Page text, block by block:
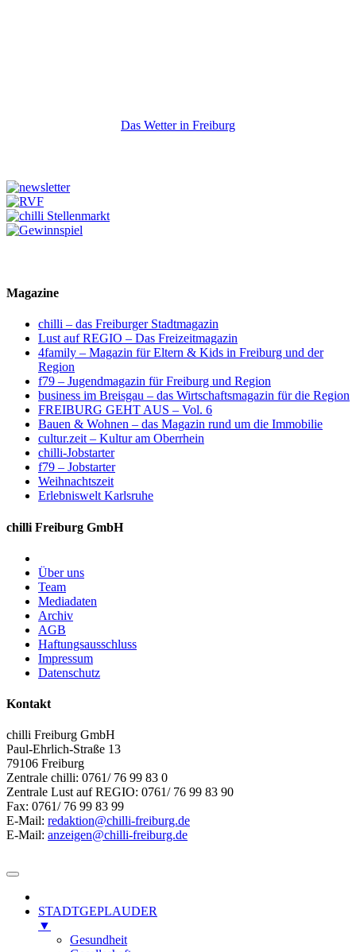
Das Wetter in Freiburg
Magazine
chilli – das Freiburger Stadtmagazin
Lust auf REGIO – Das Freizeitmagazin
4family – Magazin für Eltern & Kids in Freiburg und der
Region
f79 – Jugendmagazin für Freiburg und Region
business im Breisgau – das Wirtschaftsmagazin für die Region
FREIBURG GEHT AUS – Vol. 6
Bauen & Wohnen – das Magazin rund um die Immobilie
cultur.zeit – Kultur am Oberrhein
chilli-Jobstarter
f79 – Jobstarter
Weihnachtszeit
Erlebniswelt Karlsruhe
chilli Freiburg GmbH
Über uns
Team
Mediadaten
Archiv
AGB
Haftungsausschluss
Impressum
Datenschutz
Kontakt
chilli Freiburg GmbH
Paul-Ehrlich-Straße 13
79106 Freiburg
Zentrale chilli: 0761/ 76 99 83 0
Zentrale Lust auf REGIO: 0761/ 76 99 83 90
Fax: 0761/ 76 99 83 99
E-Mail: redaktion@chilli-freiburg.de
E-Mail: anzeigen@chilli-freiburg.de
STADTGEPLAUDER
▼
Gesundheit